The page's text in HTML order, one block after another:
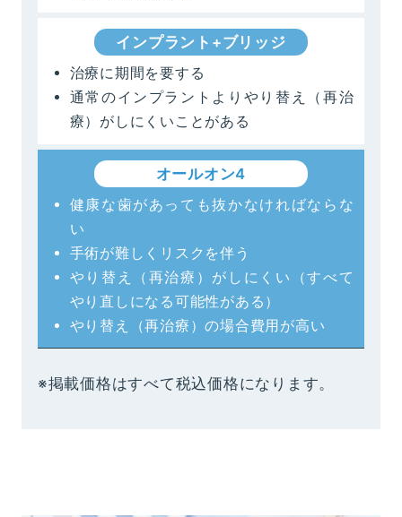
インプラント+ブリッジ
治療に期間を要する
通常のインプラントよりやり替え（再治
療）がしにくいことがある
オールオン4
健康な歯があっても抜かなければならな
い
手術が難しくリスクを伴う
やり替え（再治療）がしにくい（すべて
やり直しになる可能性がある）
やり替え（再治療）の場合費用が高い
※掲載価格はすべて税込価格になります。